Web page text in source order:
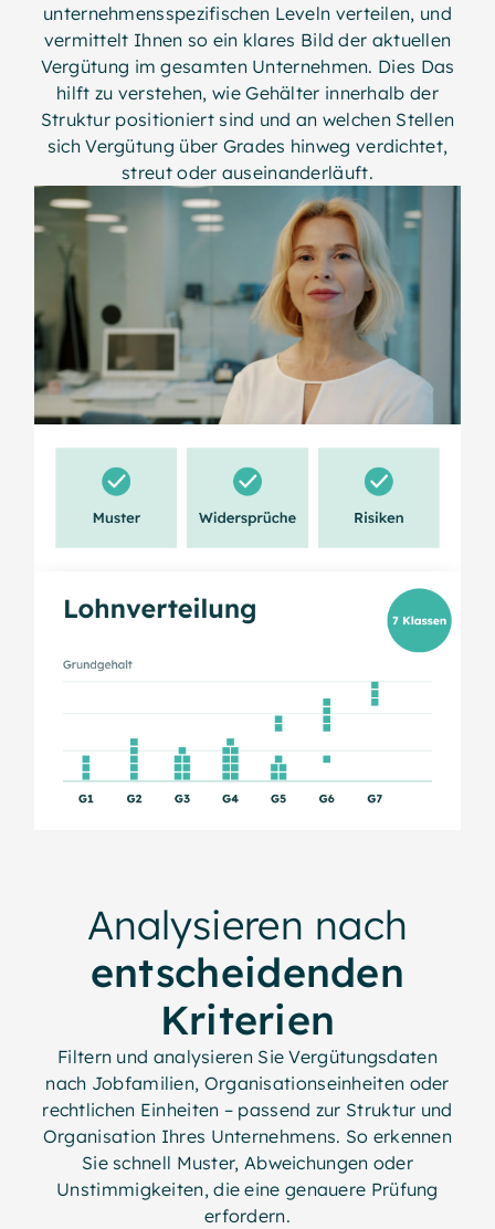
unternehmensspezifischen Leveln verteilen, und
vermittelt Ihnen so ein klares Bild der aktuellen
Vergütung im gesamten Unternehmen. Dies Das
hilft zu verstehen, wie Gehälter innerhalb der
Struktur positioniert sind und an welchen Stellen
sich Vergütung über Grades hinweg verdichtet,
streut oder auseinanderläuft.
Analysieren nach
entscheidenden
Kriterien
Filtern und analysieren Sie Vergütungsdaten
nach Jobfamilien, Organisationseinheiten oder
rechtlichen Einheiten – passend zur Struktur und
Organisation Ihres Unternehmens. So erkennen
Sie schnell Muster, Abweichungen oder
Unstimmigkeiten, die eine genauere Prüfung
erfordern.